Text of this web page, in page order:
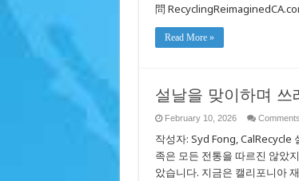
問
Read More »
설날을 맞이하며 쓰
February 10, 2026
작성자: Syd Fong, CalRecycle
족은 모든 전통을 따르진 않았
았습니다. 지금은 캘리포니아